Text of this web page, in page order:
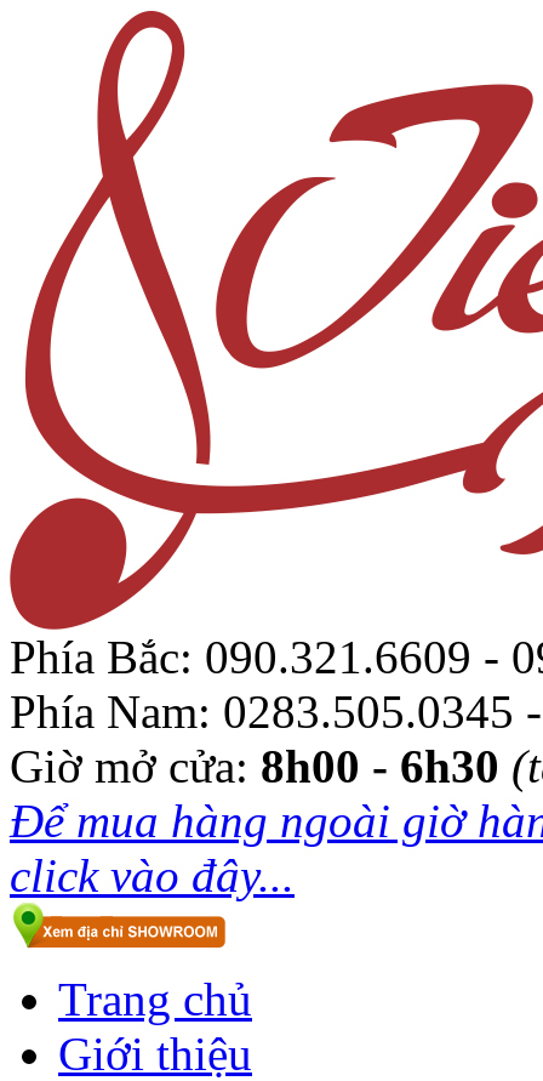
Phía Bắc: 090.321.6609 -
Phía Nam: 0283.505.0345
Giờ mở cửa: 8h00 - 6h30
Để mua hàng ngoài giờ
click vào đây...
Trang chủ
Giới thiệu